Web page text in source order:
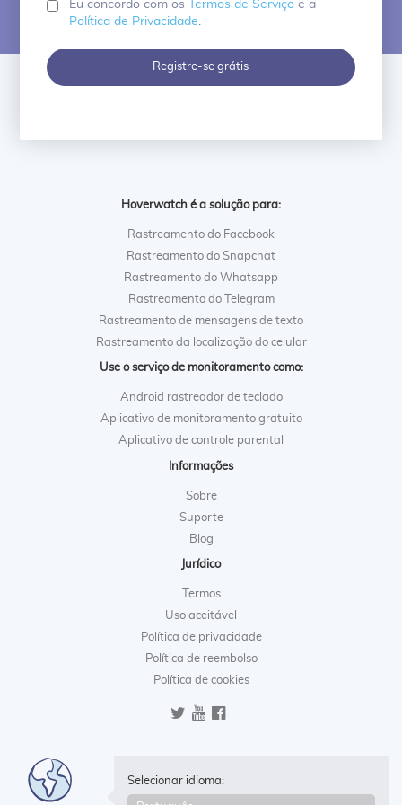
Eu concordo com os Termos de Serviçoe a
Política de Privacidade
Registre-se grátis
Hoverwatch é a solução para:
Rastreamento do Facebook
Rastreamento do Snapchat
Rastreamento do Whatsapp
Rastreamento do Telegram
Rastreamento de mensagens de texto
Rastreamento da localização do celular
Use o serviço de monitoramento como:
Android rastreador de teclado
Aplicativo de monitoramento gratuito
Aplicativo de controle parental
Informações
Sobre
Suporte
Blog
Jurídico
Termos
Uso aceitável
Política de privacidade
Política de reembolso
Política de cookies
Selecionar idioma: